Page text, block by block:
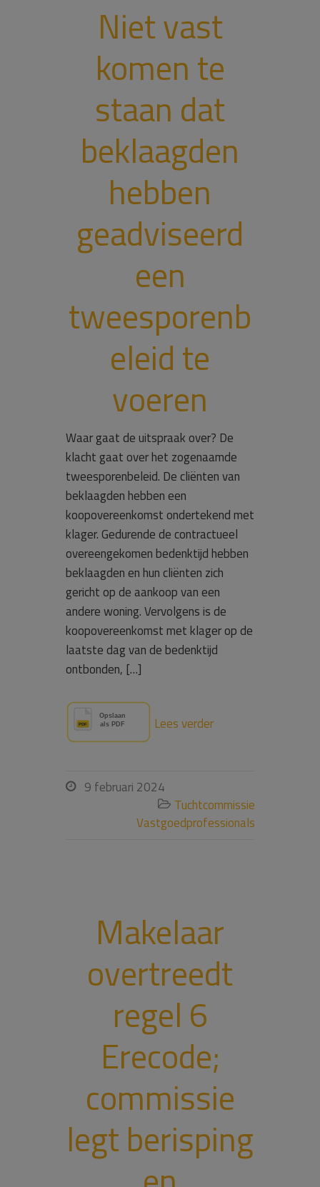
Niet vast
komen te
staan dat
beklaagden
hebben
geadviseerd
een
tweesporenb
eleid te
voeren
Waar gaat de uitspraak over? De
klacht gaat over het zogenaamde
tweesporenbeleid. De cliënten van
beklaagden hebben een
koopovereenkomst ondertekend met
klager. Gedurende de contractueel
overeengekomen bedenktijd hebben
beklaagden en hun cliënten zich
gericht op de aankoop van een
andere woning. Vervolgens is de
koopovereenkomst met klager op de
laatste dag van de bedenktijd
ontbonden, […]
Lees verder
 9 februari 2024
 Tuchtcommissie
Vastgoedprofessionals
Makelaar
overtreedt
regel 6
Erecode;
commissie
legt berisping